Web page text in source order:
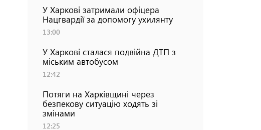
У Харкові затримали офіцера
Нацгвардії за допомогу ухилянту
13:00
У Харкові сталася подвійна ДТП з
міським автобусом
12:42
Потяги на Харківщині через
безпекову ситуацію ходять зі
змінами
12:25